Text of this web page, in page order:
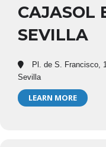
CAJASOL
SEVILLA
Pl. de S. Francisco,
Sevilla
LEARN MORE